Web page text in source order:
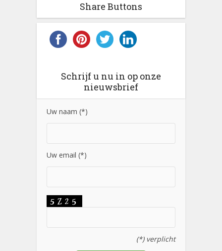
Share Buttons
Schrijf u nu in op onze
nieuwsbrief
Uw naam (*)
Uw email (*)
(*) verplicht